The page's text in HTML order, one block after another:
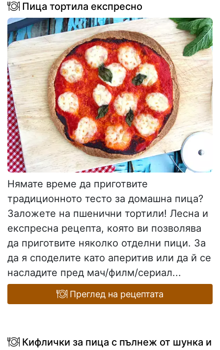
Пица тортила експресно
Нямате време да приготвите
традиционното тесто за домашна пица?
Заложете на пшенични тортили! Лесна и
експресна рецепта, която ви позволява
да приготвите няколко отделни пици. За
да я споделите като аперитив или да й се
насладите пред мач/филм/сериал...
Преглед на рецептата
Кифлички за пица с пълнеж от шунка и